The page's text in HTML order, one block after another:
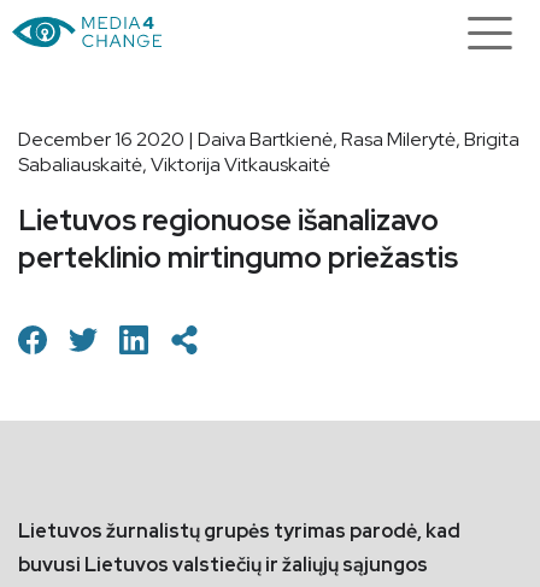
December 16 2020 | Daiva Bartkienė, Rasa Milerytė, Brigita
Sabaliauskaitė, Viktorija Vitkauskaitė
Lietuvos regionuose išanalizavo
perteklinio mirtingumo priežastis
Lietuvos žurnalistų grupės tyrimas parodė, kad
buvusi Lietuvos valstiečių ir žaliųjų sąjungos